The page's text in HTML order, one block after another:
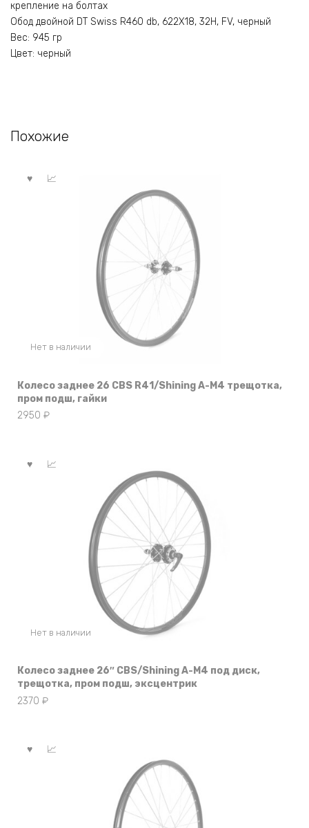
крепление на болтах
Обод двойной DT Swiss R460 db, 622X18, 32H, FV, черный
Вес: 945 гр
Цвет: черный
Похожие
Нет в наличии
Колесо заднее 26 CBS R41/Shining A-M4 трещотка,
пром подш, гайки
2950 ₽
Нет в наличии
Колесо заднее 26″ CBS/Shining A-M4 под диск,
трещотка, пром подш, эксцентрик
2370 ₽